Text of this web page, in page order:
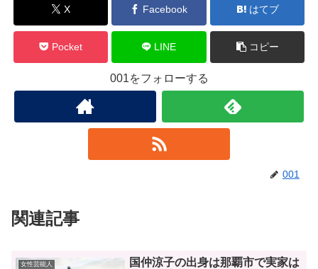
X Facebook はてブ
Pocket LINE コピー
001をフォローする
001
関連記事
女性芸能人
国仲涼子の出身は那覇市で実家は